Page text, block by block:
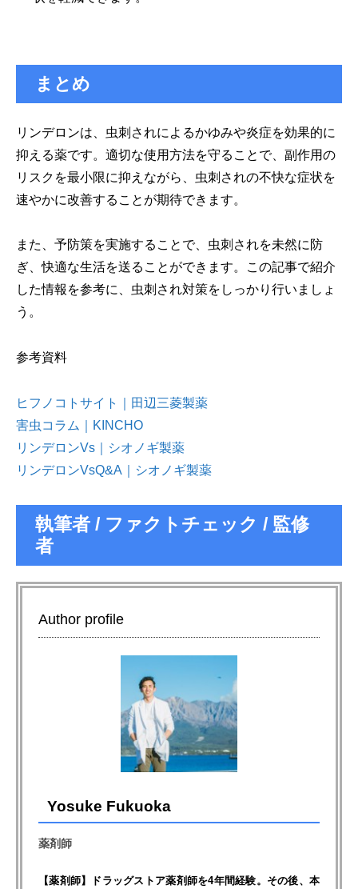
まとめ
リンデロンは、虫刺されによるかゆみや炎症を効果的に
抑える薬です。適切な使用方法を守ることで、副作用の
リスクを最小限に抑えながら、虫刺されの不快な症状を
速やかに改善することが期待できます。
また、予防策を実施することで、虫刺されを未然に防
ぎ、快適な生活を送ることができます。この記事で紹介
した情報を参考に、虫刺され対策をしっかり行いましょ
う。
参考資料
ヒフノコトサイト｜田辺三菱製薬
害虫コラム｜KINCHO
リンデロンVs｜シオノギ製薬
リンデロンVsQ&A｜シオノギ製薬
執筆者 / ファクトチェック / 監修
者
Author profile
Yosuke Fukuoka
薬剤師
【薬剤師】ドラッグストア薬剤師を4年間経験。その後、本